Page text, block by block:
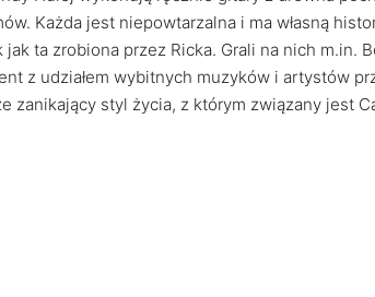
Każda jest niepowtarzalna i ma własną
ta zrobiona przez Ricka. Grali na nich m.in.
z udziałem wybitnych muzyków i artystów
zanikający styl życia, z którym związany jest